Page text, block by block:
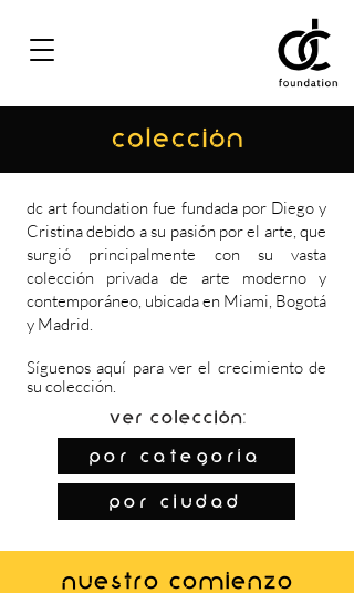
COLECCIÓN
dc art foundation fue fundada por Diego y
Cristina debido a su pasión por el arte, que
surgió principalmente con su vasta
colección privada de arte moderno y
contemporáneo, ubicada en Miami, Bogotá
y Madrid.
Síguenosaquí para ver el crecimiento de
su colección.
Ver colección:
por categoría
por ciudad
NUESTRO COMIENZO